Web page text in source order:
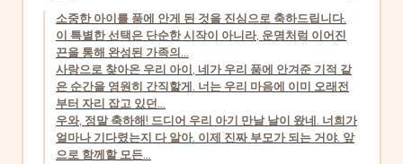
소중한 아이를 품에 안게 된 것을 진심으로 축하드립니다.
이 특별한 선택은 단순한 시작이 아니라, 운명처럼 이어진
끈을 통해 완성된 가족의...
사랑으로 찾아온 우리 아이, 네가 우리 품에 안겨준 기적 같
은 순간을 영원히 간직할게. 너는 우리 마음에 이미 오래전
부터 자리 잡고 있던...
우와, 정말 축하해! 드디어 우리 아기 만날 날이 왔네. 너희가
얼마나 기다렸는지 다 알아. 이제 진짜 부모가 되는 거야. 앞
으로 함께할 모든...